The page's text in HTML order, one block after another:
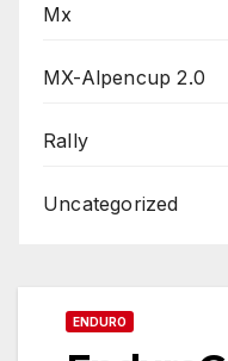
Mx
MX-Alpencup 2.0
Rally
Uncategorized
ENDURO